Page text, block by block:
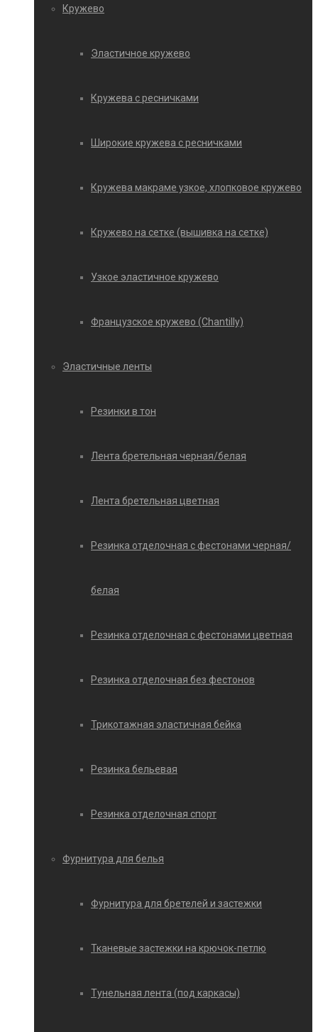
Кружево
Эластичное кружево
Кружева с ресничками
Широкие кружева с ресничками
Кружева макраме узкое, хлопковое кружево
Кружево на сетке (вышивка на сетке)
Узкое эластичное кружево
Французское кружево (Chantilly)
Эластичные ленты
Резинки в тон
Лента бретельная черная/белая
Лента бретельная цветная
Резинка отделочная с фестонами черная/
белая
Резинка отделочная с фестонами цветная
Резинка отделочная без фестонов
Трикотажная эластичная бейка
Резинка бельевая
Резинка отделочная спорт
Фурнитура для белья
Фурнитура для бретелей и застежки
Тканевые застежки на крючок-петлю
Тунельная лента (под каркасы)